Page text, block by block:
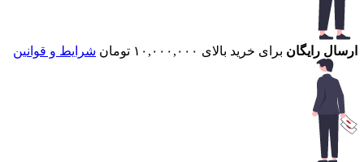
ارسال رایگان برای خرید بالای ۱۰,۰۰۰,۰۰۰ تومان شرایط و قوانین